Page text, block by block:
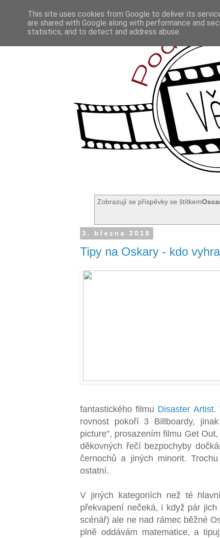
Zobrazují se příspěvky se štítkem
3. března 2018
Tipy na Oskary - kdo
fantastického filmu Disaster Artist.
rovnost pokoří 3 Billboardy,
picture", prosazením filmu Get
děkovných řečí bezpochyby
černochů a jiných minorit.
ostatní.
V jiných kategoriích než té
překvapení nečeká, i když pár
scénář) ale ne nad rámec běžné
plně oddávám matematice, a
This site uses cookies from Google to deliver its
are shared with Google along with performance and
statistics, and to detect and address abuse.